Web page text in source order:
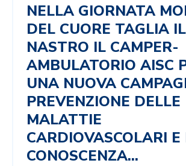
NELLA GIORNATA
DEL CUORE TAGLIA IL
NASTRO IL CAMPER-
AMBULATORIO AISC
UNA NUOVA
PREVENZIONE DELLE
MALATTIE
CARDIOVASCOLARI
CONOSCENZA...